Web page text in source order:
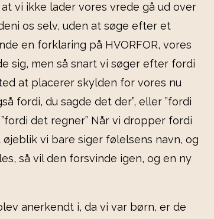
vi ikke lader vores vrede gå ud over
os selv, uden at søge efter et
en forklaring på HVORFOR, vores
sig, men så snart vi søger efter fordi
at placerer skylden for vores nu
fordi, du sagde det der”, eller ”fordi
det regner” Når vi dropper fordi
øjeblik vi bare siger følelsens navn, og
så vil den forsvinde igen, og en ny
anerkendt i, da vi var børn, er de